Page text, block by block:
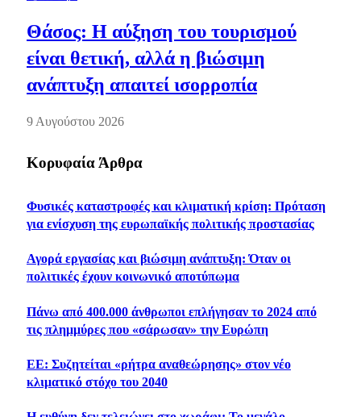
Θάσος: Η αύξηση του τουρισμού
είναι θετική, αλλά η βιώσιμη
ανάπτυξη απαιτεί ισορροπία
9 Αυγούστου 2026
Κορυφαία Άρθρα
Φυσικές καταστροφές και κλιματική κρίση: Πρόταση
για ενίσχυση της ευρωπαϊκής πολιτικής προστασίας
Αγορά εργασίας και βιώσιμη ανάπτυξη: Όταν οι
πολιτικές έχουν κοινωνικό αποτύπωμα
Πάνω από 400.000 άνθρωποι επλήγησαν το 2024 από
τις πλημμύρες που «σάρωσαν» την Ευρώπη
ΕΕ: Συζητείται «ρήτρα αναθεώρησης» στον νέο
κλιματικό στόχο του 2040